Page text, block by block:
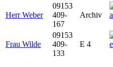
Herr Weber
09153
409-
167
Archiv
Frau Wilde
09153
409-
133
E 4